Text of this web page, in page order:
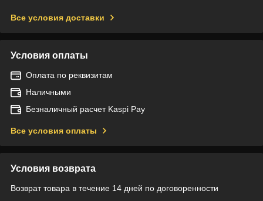
Все условия доставки
Условия оплаты
Оплата по реквизитам
Наличными
Безналичный расчет Kaspi Pay
Все условия оплаты
Условия возврата
Возврат товара в течение 14 дней по договоренности